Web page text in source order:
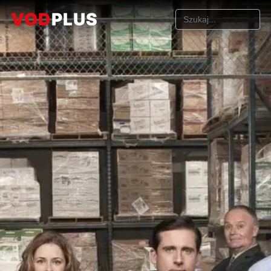
VODPLUS